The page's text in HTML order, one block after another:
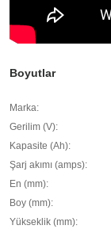
Boyutlar
Marka:
Gerilim (V):
Kapasite (Ah):
Şarj akımı (amps):
En (mm):
Boy (mm):
Yükseklik (mm):